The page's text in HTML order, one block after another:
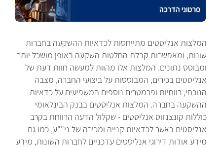
המלצות אנליסטים מתייחסות לכדאיות ההשקעה בחברות
שונות, ומאפשרות קבלת החלטות השקעה באופן מושכל יותר
ומבוסס נתונים. המלצות אלו מהוות למעשה חוות דעת של
אנליסטים בכירים, המבוססות על ביצועי החברה, מצבה
הנוכחי, רווחיות ופרמטרים נוספים המשפיעים על כדאיות
ההשקעה בחברה. המלצות אנליסטים בבנק הבינלאומי
כוללות קונצנזוס אנליסטים - שקלול הדעה הרווחת בקרב
אנליסטים באשר לכדאיות קנייה ומכירה של ני""ע, כמו גם
מידע אודות דירוגי אנליסטים עדכניים לחברות השונות, מידע